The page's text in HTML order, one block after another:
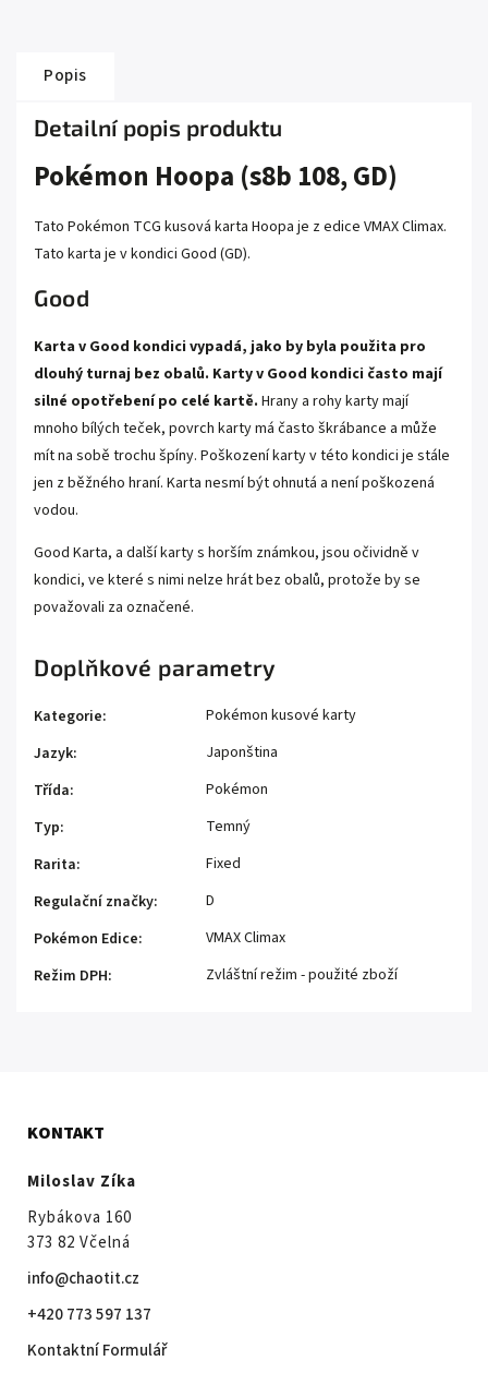
Popis
Detailní popis produktu
Pokémon Hoopa (s8b 108, GD)
Tato Pokémon TCG kusová karta Hoopa je z edice VMAX Climax.
Tato karta je v kondici Good (GD).
Good
Karta v Good kondici vypadá, jako by byla použita pro
dlouhý turnaj bez obalů. Karty v Good kondici často mají
silné opotřebení po celé kartě. Hrany a rohy karty mají
mnoho bílých teček, povrch karty má často škrábance a může
mít na sobě trochu špíny. Poškození karty v této kondici je stále
jen z běžného hraní. Karta nesmí být ohnutá a není poškozená
vodou.
Good Karta, a další karty s horším známkou, jsou očividně v
kondici, ve které s nimi nelze hrát bez obalů, protože by se
považovali za označené.
Doplňkové parametry
Kategorie:
Pokémon kusové karty
Jazyk:
Japonština
Třída:
Pokémon
Typ:
Temný
Rarita:
Fixed
Regulační značky:
D
Pokémon Edice:
VMAX Climax
Režim DPH: Zvláštní režim - použité zboží
KONTAKT
Miloslav Zíka
Rybákova 160
373 82 Včelná
info@chaotit.cz
+420 773 597 137
Kontaktní Formulář